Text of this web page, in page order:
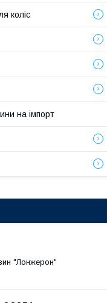
коліс
на імпорт
"Лонжерон"